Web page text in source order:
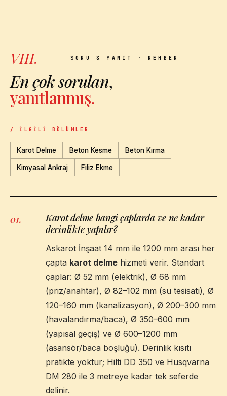
VIII. SORU & YANIT · REHBER
En çok sorulan,
yanıtlanmış.
/ İLGILI BÖLÜMLER
Karot Delme Beton Kesme Beton Kırma
Kimyasal Ankraj Filiz Ekme
01.
Karot delme hangi çaplarda ve ne kadar
derinlikte yapılır?
Askarot İnşaat 14 mm ile 1200 mm arası her
çapta karot delme hizmeti verir. Standart
çaplar: Ø 52 mm (elektrik), Ø 68 mm
(priz/anahtar), Ø 82–102 mm (su tesisatı), Ø
120–160 mm (kanalizasyon), Ø 200–300 mm
(havalandırma/baca), Ø 350–600 mm
(yapısal geçiş) ve Ø 600–1200 mm
(asansör/baca boşluğu). Derinlik kısıtı
pratikte yoktur; Hilti DD 350 ve Husqvarna
DM 280 ile 3 metreye kadar tek seferde
delinir.